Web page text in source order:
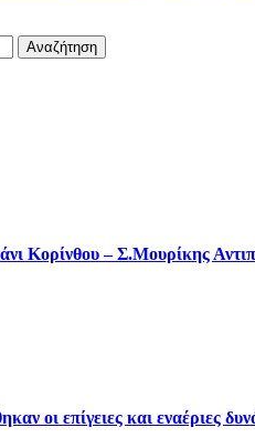
Κορίνθου – Σ.Μουρίκης
οι επίγειες και εναέριες